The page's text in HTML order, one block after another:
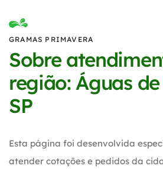
GRAMAS PRIMAVERA
Sobre
região: Águas
SP
Esta página foi desenvolvida
atender cotações e pedidos da